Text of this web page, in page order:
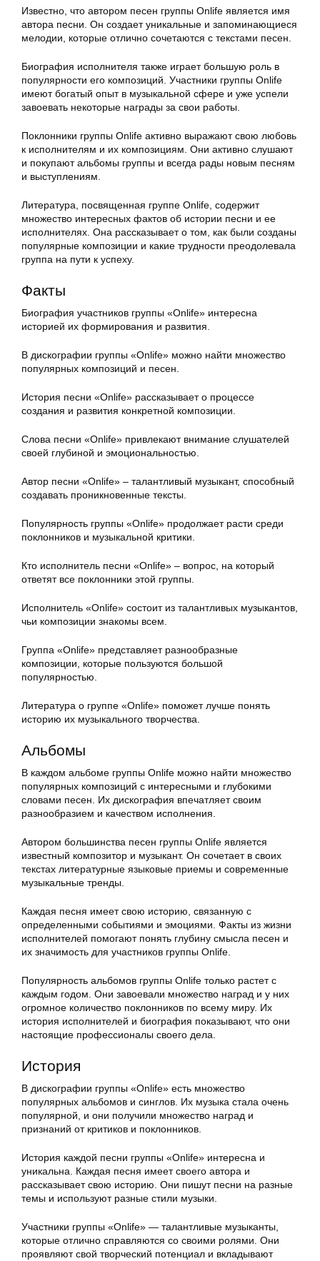
Известно, что автором песен группы Onlife является имя
автора песни. Он создает уникальные и запоминающиеся
мелодии, которые отлично сочетаются с текстами песен.
Биография исполнителя также играет большую роль в
популярности его композиций. Участники группы Onlife
имеют богатый опыт в музыкальной сфере и уже успели
завоевать некоторые награды за свои работы.
Поклонники группы Onlife активно выражают свою любовь
к исполнителям и их композициям. Они активно слушают
и покупают альбомы группы и всегда рады новым песням
и выступлениям.
Литература, посвященная группе Onlife, содержит
множество интересных фактов об истории песни и ее
исполнителях. Она рассказывает о том, как были созданы
популярные композиции и какие трудности преодолевала
группа на пути к успеху.
Факты
Биография участников группы «Onlife» интересна
историей их формирования и развития.
В дискографии группы «Onlife» можно найти множество
популярных композиций и песен.
История песни «Onlife» рассказывает о процессе
создания и развития конкретной композиции.
Слова песни «Onlife» привлекают внимание слушателей
своей глубиной и эмоциональностью.
Автор песни «Onlife» – талантливый музыкант, способный
создавать проникновенные тексты.
Популярность группы «Onlife» продолжает расти среди
поклонников и музыкальной критики.
Кто исполнитель песни «Onlife» – вопрос, на который
ответят все поклонники этой группы.
Исполнитель «Onlife» состоит из талантливых музыкантов,
чьи композиции знакомы всем.
Группа «Onlife» представляет разнообразные
композиции, которые пользуются большой
популярностью.
Литература о группе «Onlife» поможет лучше понять
историю их музыкального творчества.
Альбомы
В каждом альбоме группы Onlife можно найти множество
популярных композиций с интересными и глубокими
словами песен. Их дискография впечатляет своим
разнообразием и качеством исполнения.
Автором большинства песен группы Onlife является
известный композитор и музыкант. Он сочетает в своих
текстах литературные языковые приемы и современные
музыкальные тренды.
Каждая песня имеет свою историю, связанную с
определенными событиями и эмоциями. Факты из жизни
исполнителей помогают понять глубину смысла песен и
их значимость для участников группы Onlife.
Популярность альбомов группы Onlife только растет с
каждым годом. Они завоевали множество наград и у них
огромное количество поклонников по всему миру. Их
история исполнителей и биография показывают, что они
настоящие профессионалы своего дела.
История
В дискографии группы «Onlife» есть множество
популярных альбомов и синглов. Их музыка стала очень
популярной, и они получили множество наград и
признаний от критиков и поклонников.
История каждой песни группы «Onlife» интересна и
уникальна. Каждая песня имеет своего автора и
рассказывает свою историю. Они пишут песни на разные
темы и используют разные стили музыки.
Участники группы «Onlife» — талантливые музыканты,
которые отлично справляются со своими ролями. Они
проявляют свой творческий потенциал и вкладывают